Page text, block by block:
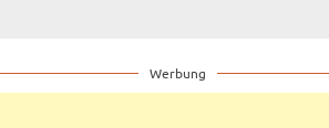
Werbung